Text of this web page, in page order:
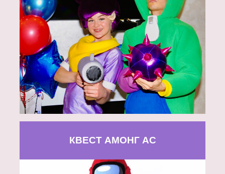
КВЕСТ АМОНГ АС